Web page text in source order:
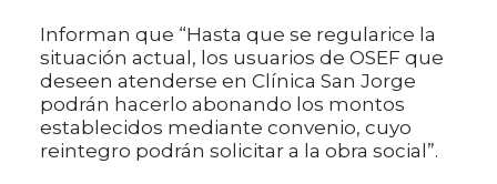
Informan que “Hasta que se regularice la
situación actual, los usuarios de OSEF que
deseen atenderse en Clínica San Jorge
podrán hacerlo abonando los montos
establecidos mediante convenio, cuyo
reintegro podrán solicitar a la obra social”.